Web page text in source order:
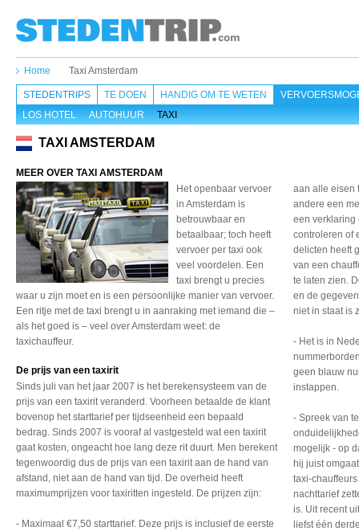
Home Taxi Amsterdam
STEDENTRIPS TE DOEN HANDIG OM TE WETEN
LOS HOTEL
AUTOHUUR TAXI
TAXI AMSTERDAM
MEER OVER TAXI AMSTERDAM
Het openbaar vervoer
in Amsterdam is
betrouwbaar en
betaalbaar; toch heeft
vervoer per taxi ook
veel voordelen. Een
taxi brengt u precies
waar u zijn moet en is een persoonlijke manier van vervoer.
Een ritje met de taxi brengt u in aanraking met iemand die –
als het goed is – veel over Amsterdam weet: de
taxichauffeur.
De prijs van een taxirit
Sinds juli van het jaar 2007 is het berekensysteem van de
prijs van een taxirit veranderd. Voorheen betaalde de klant
bovenop het starttarief per tijdseenheid een bepaald
bedrag. Sinds 2007 is vooraf al vastgesteld wat een taxirit
gaat kosten, ongeacht hoe lang deze rit duurt. Men berekent
tegenwoordig dus de prijs van een taxirit aan de hand van
afstand, niet aan de hand van tijd. De overheid heeft
maximumprijzen voor taxiritten ingesteld. De prijzen zijn:
- Maximaal €7,50 starttarief. Deze prijs is inclusief de eerste
aan alle eisen
andere een
een verklaring
controleren of
delicten heeft
van een
te laten zien.
en de
niet in staat is
- Het is in
geen blauw
instappen.
- Spreek van
mogelijk - op
hij juist
taxi-
nachttarief
is. Uit recent
liefst één